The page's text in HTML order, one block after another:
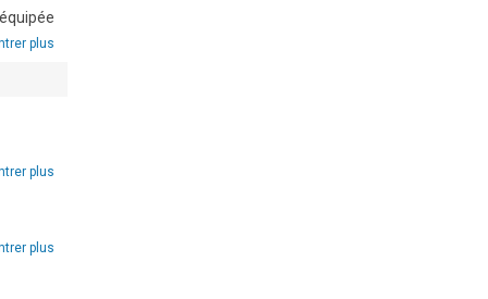
plaque
et
plus
plus
plus